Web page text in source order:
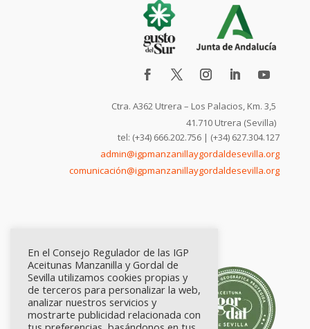
Ctra. A362 Utrera – Los Palacios, Km. 3,5
41.710 Utrera (Sevilla)
tel: (+34) 666.202.756 | (+34) 627.304.127
admin@igpmanzanillaygordaldesevilla.org
comunicación@igpmanzanillaygordaldesevilla.org
En el Consejo Regulador de las IGP
Aceitunas Manzanilla y Gordal de
Sevilla utilizamos cookies propias y
de terceros para personalizar la web,
analizar nuestros servicios y
mostrarte publicidad relacionada con